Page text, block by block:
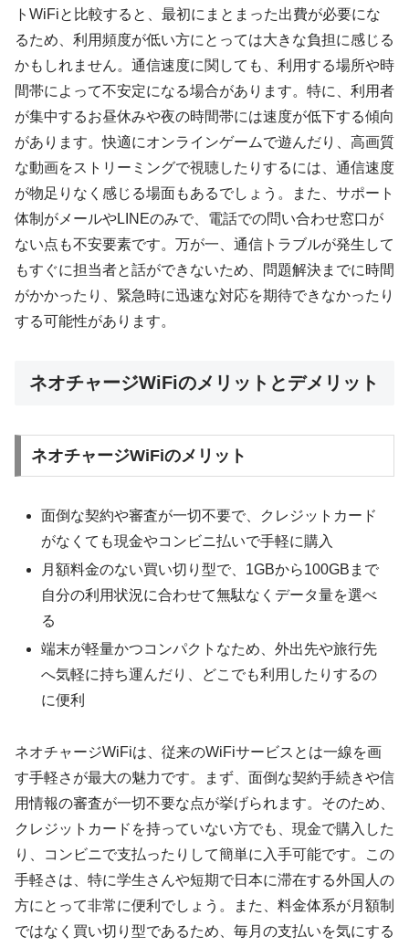
トWiFiと比較すると、最初にまとまった出費が必要にな
るため、利用頻度が低い方にとっては大きな負担に感じる
かもしれません。通信速度に関しても、利用する場所や時
間帯によって不安定になる場合があります。特に、利用者
が集中するお昼休みや夜の時間帯には速度が低下する傾向
があります。快適にオンラインゲームで遊んだり、高画質
な動画をストリーミングで視聴したりするには、通信速度
が物足りなく感じる場面もあるでしょう。また、サポート
体制がメールやLINEのみで、電話での問い合わせ窓口が
ない点も不安要素です。万が一、通信トラブルが発生して
もすぐに担当者と話ができないため、問題解決までに時間
がかかったり、緊急時に迅速な対応を期待できなかったり
する可能性があります。
ネオチャージWiFiのメリットとデメリット
ネオチャージWiFiのメリット
面倒な契約や審査が一切不要で、クレジットカード
がなくても現金やコンビニ払いで手軽に購入
月額料金のない買い切り型で、1GBから100GBまで
自分の利用状況に合わせて無駄なくデータ量を選べ
る
端末が軽量かつコンパクトなため、外出先や旅行先
へ気軽に持ち運んだり、どこでも利用したりするの
に便利
ネオチャージWiFiは、従来のWiFiサービスとは一線を画
す手軽さが最大の魅力です。まず、面倒な契約手続きや信
用情報の審査が一切不要な点が挙げられます。そのため、
クレジットカードを持っていない方でも、現金で購入した
り、コンビニで支払ったりして簡単に入手可能です。この
手軽さは、特に学生さんや短期で日本に滞在する外国人の
方にとって非常に便利でしょう。また、料金体系が月額制
ではなく買い切り型であるため、毎月の支払いを気にする